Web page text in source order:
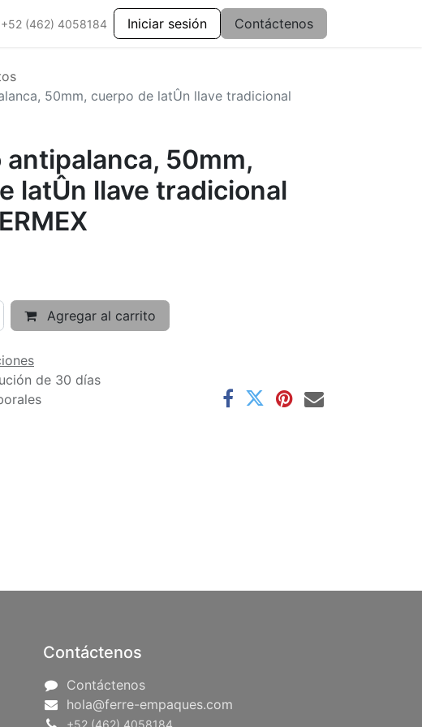
+52 (462) 4058184 Iniciar sesión Contáctenos
50mm, cuerpo de latÛn llave tradicional
antipalanca, 50mm,
latÛn llave tradicional
Agregar al carrito
de 30 días
Contáctenos
Contáctenos
hola@ferre-empaques.com
+52 (462) 4058184